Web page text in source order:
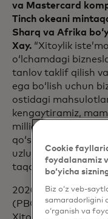
va Mastercard
Tinch okeani
Sharq va Afrika
Xay. “Xitoylik
oʻlchamdagi
tanlov taklif qilish
ega boʻlish uchun
ostidagi
kengaytiramiz,
millionlab yangi
qoʻshishga yordam
uzluksiz va xavfsiz
taqdim etamiz.”
2020-yil fevral
(PBOC)
Cookie
foydalanamiz
bo‘yicha
Biz o‘z veb-
samaradorligini
o‘rganish va